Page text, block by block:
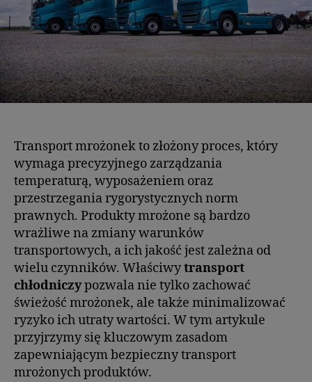
Transport mrożonek to złożony proces, który
wymaga precyzyjnego zarządzania
temperaturą, wyposażeniem oraz
przestrzegania rygorystycznych norm
prawnych. Produkty mrożone są bardzo
wrażliwe na zmiany warunków
transportowych, a ich jakość jest zależna od
wielu czynników. Właściwytransport
chłodniczypozwala nie tylko zachować
świeżość mrożonek, ale także minimalizować
ryzyko ich utraty wartości. W tym artykule
przyjrzymy się kluczowym zasadom
zapewniającym bezpieczny transport
mrożonych produktów.